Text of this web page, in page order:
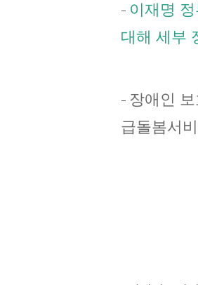
- 이재명
대해 세부
- 장애인
급돌봄서